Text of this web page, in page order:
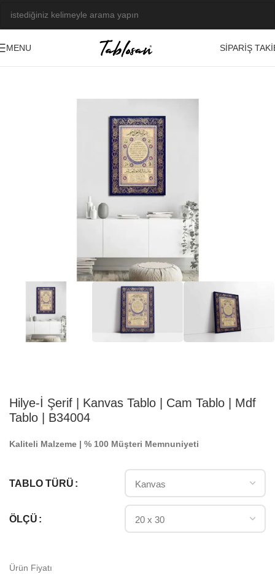
MENU
SIPARIŞ
Hilye-İ Şerif | Kanvas Tablo | Cam Tablo | Mdf
Tablo | B34004
Kaliteli Malzeme | % 100 Müşteri Memnuniyeti
TABLO TÜRÜ
ÖLÇÜ
Ürün Fiyatı